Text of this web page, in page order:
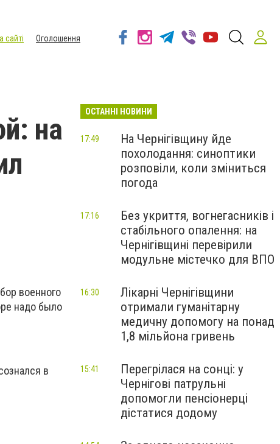
сайті
Оголошення
на
военного
надо было
в
ОСТАННІ НОВИНИ
На Чернігівщину йде
похолодання: синоптики
розповіли, коли зміниться
погода
17:49
Без укриття, вогнегасників і
стабільного опалення: на
Чернігівщині перевірили
модульне містечко для ВПО
17:16
Лікарні Чернігівщини
отримали гуманітарну
медичну допомогу на понад
1,8 мільйона гривень
16:30
Перегрілася на сонці: у
Чернігові патрульні
допомогли пенсіонерці
дістатися додому
15:41